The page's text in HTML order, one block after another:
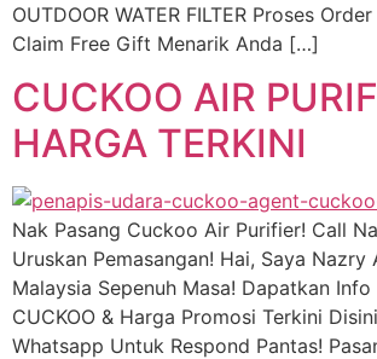
OUTDOOR WATER FILTER Proses
Claim Free Gift Menarik Anda […]
CUCKOO AIR
HARGA TERKINI
Nak Pasang Cuckoo Air Purifier! Call
Uruskan Pemasangan! Hai, Saya Nazry
Malaysia Sepenuh Masa! Dapatkan Info
CUCKOO & Harga Promosi Terkini
Whatsapp Untuk Respond Pantas!